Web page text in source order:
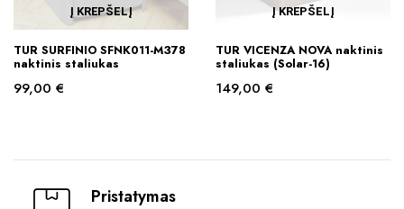
Į KREPŠELĮ
TUR SURFINIO SFNK011-M378
naktinis staliukas
99,00 €
Į KREPŠELĮ
TUR VICENZA NOVA naktinis
staliukas (Solar-16)
149,00 €
Pristatymas